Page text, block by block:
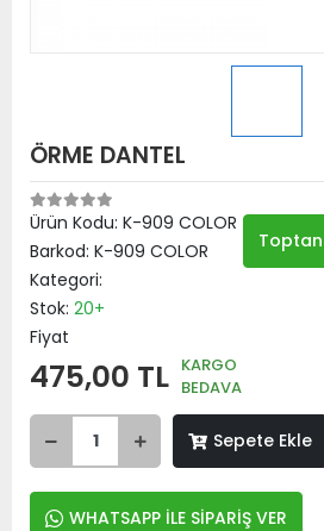
ÖRME DANTEL
Ürün Kodu: K-909 COLOR
Barkod: K-909 COLOR
Kategori:
Stok: 20+
Fiyat
475,00 TL KARGO
BEDAVA
Sepete Ekle
WHATSAPP İLE SİPARİŞ VER
Toptan